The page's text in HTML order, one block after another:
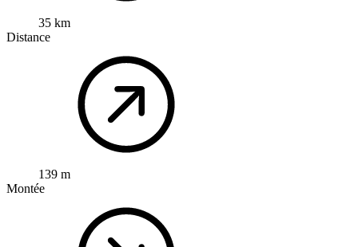
35 km
Distance
139 m
Montée